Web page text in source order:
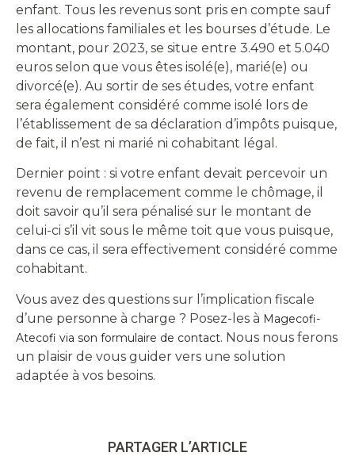
enfant. Tous les revenus sont pris en compte sauf
les allocations familiales et les bourses d’étude. Le
montant, pour 2023, se situe entre 3.490 et 5.040
euros selon que vous êtes isolé(e), marié(e) ou
divorcé(e). Au sortir de ses études, votre enfant
sera également considéré comme isolé lors de
l’établissement de sa déclaration d’impôts puisque,
de fait, il n’est ni marié ni cohabitant légal.
Dernier point : si votre enfant devait percevoir un
revenu de remplacement comme le chômage, il
doit savoir qu’il sera pénalisé sur le montant de
celui-ci s’il vit sous le même toit que vous puisque,
dans ce cas, il sera effectivement considéré comme
cohabitant.
Vous avez des questions sur l’implication fiscale
d’une personne à charge ? Posez-les à Magecofi-
Atecofi via son formulaire de contact. Nous nous ferons
un plaisir de vous guider vers une solution
adaptée à vos besoins.
PARTAGER L’ARTICLE